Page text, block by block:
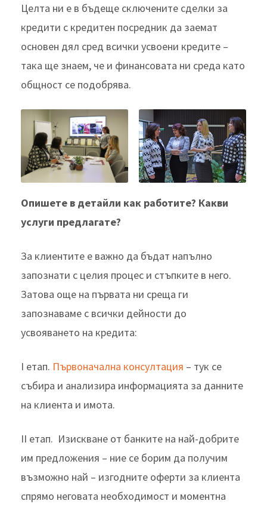
Целта ни е в бъдеще сключените сделки за
кредити с кредитен посредник да заемат
основен дял сред всички усвоени кредите –
така ще знаем, че и финансовата ни среда като
общност се подобрява.
Опишете в детайли как работите? Какви
услуги предлагате?
За клиентите е важно да бъдат напълно
запознати с целия процес и стъпките в него.
Затова още на първата ни среща ги
запознаваме с всички дейности до
усвояването на кредита:
I етап. Първоначална консултация – тук се
събира и анализира информацията за данните
на клиента и имота.
II етап. Изискване от банките на най-добрите
им предложения – ние се борим да получим
възможно най – изгодните оферти за клиента
спрямо неговата необходимост и моментна